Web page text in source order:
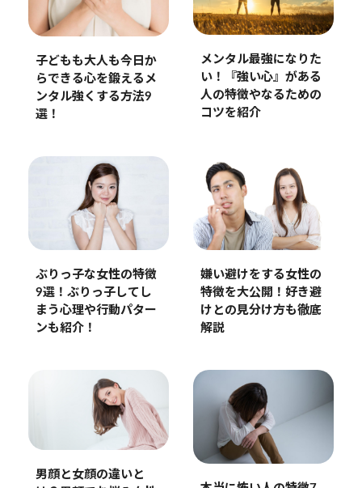
子どもも大人も今日か
らできる心を鍛えるメ
ンタル強くする方法9
選！
メンタル最強になりた
い！『強い心』がある
人の特徴やなるための
コツを紹介
ぶりっ子な女性の特徴
9選！ぶりっ子してし
まう心理や行動パター
ンも紹介！
嫌い避けをする女性の
特徴を大公開！好き避
けとの見分け方も徹底
解説
男顔と女顔の違いと